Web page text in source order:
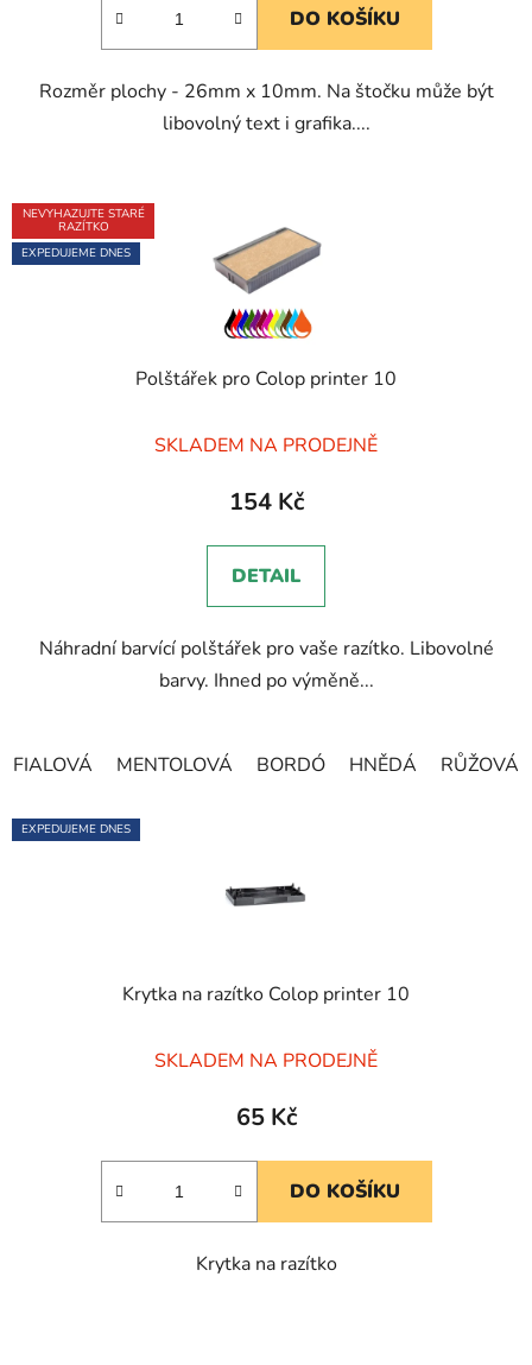
hvězdiček.
DO KOŠÍKU
Rozměr plochy - 26mm x 10mm. Na štočku může být
libovolný text i grafika....
NEVYHAZUJTE STARÉ
RAZÍTKO
EXPEDUJEME DNES
Polštářek pro Colop printer 10
hodnocení
produktu
5,0
z
hvězdiček.
SKLADEM NA PRODEJNĚ
154 Kč
DETAIL
Náhradní barvící polštářek pro vaše razítko. Libovolné
barvy. Ihned po výměně...
FIALOVÁ MENTOLOVÁ BORDÓ HNĚDÁ RŮŽOVÁ
EXPEDUJEME DNES
Krytka na razítko Colop printer 10
hodnocení
produktu
5,0
hvězdiček.
SKLADEM NA PRODEJNĚ
65 Kč
DO KOŠÍKU
Krytka na razítko